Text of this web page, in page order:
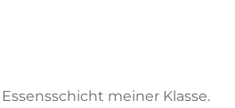
meiner Klasse.